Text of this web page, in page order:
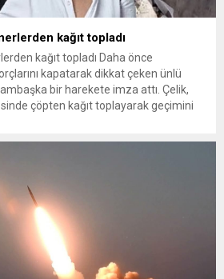
kağıt topladı
kağıt topladı Daha önce
kapatarak dikkat çeken ünlü
bir harekete imza attı. Çelik,
çöpten kağıt toplayarak geçimini